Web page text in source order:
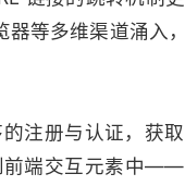
等多维渠道涌入
注册与认证，获
端交互元素中